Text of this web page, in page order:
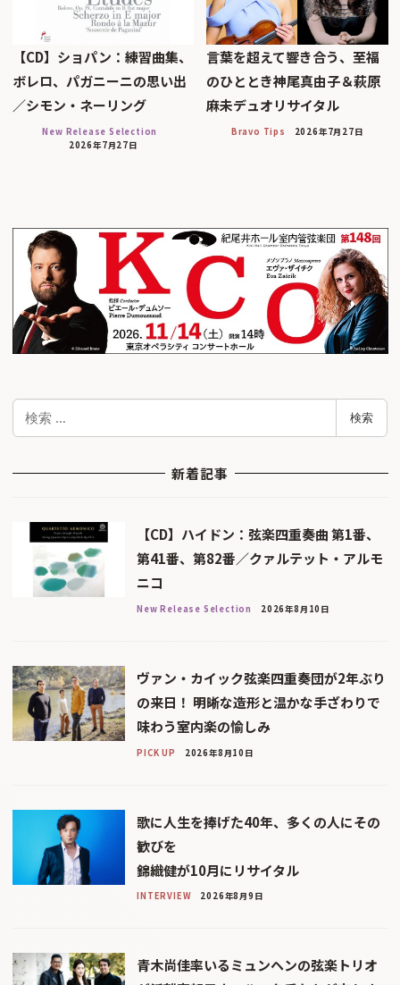
【CD】ショパン：練習曲集、
ボレロ、パガニーニの思い出
／シモン・ネーリング
New Release Selection
2026年7月27日
言葉を超えて響き合う、至福
のひととき神尾真由子＆萩原
麻未デュオリサイタル
Bravo Tips 2026年7月27日
検
検索
新着記事
【CD】ハイドン：弦楽四重奏曲 第1番、
第41番、第82番／クァルテット・アルモ
ニコ
New Release Selection 2026年8月10日
ヴァン・カイック弦楽四重奏団が2年ぶり
の来日！ 明晰な造形と温かな手ざわりで
味わう室内楽の愉しみ
PICK UP 2026年8月10日
歌に人生を捧げた40年、多くの人にその
歓びを
錦織健が10月にリサイタル
INTERVIEW 2026年8月9日
青木尚佳率いるミュンヘンの弦楽トリオ